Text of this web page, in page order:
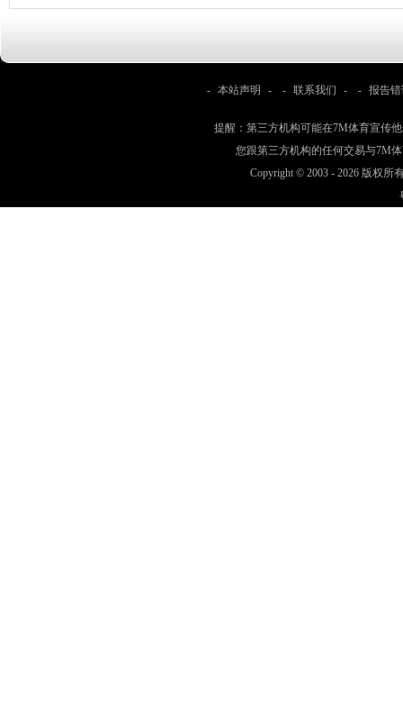
- 本站声明 - - 联系我们 - - 报告
提醒：第三方机构可能在7M体育宣传
您跟第三方机构的任何交易与7M
Copyright © 2003 - 2026 版权所